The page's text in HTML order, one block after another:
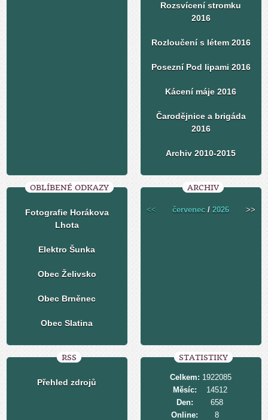
Rozsvícení stromku
2016
Rozloučení s létem 2016
Posezní Pod lipami 2016
Kácení máje 2016
Čarodějnice a brigáda
2016
Archiv 2010-2015
OBLÍBENÉ ODKAZY
Fotografie Horákova
Lhota
Elektro Šunka
Obec Želivsko
Obec Brněnec
Obec Slatina
ARCHIV
<< červenec /2026 >>
RSS
Přehled zdrojů
STATISTIKY
Online: 8
Celkem: 1922085
Měsíc:
14512
Den:
658